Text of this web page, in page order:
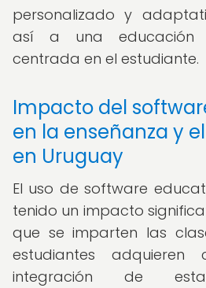
personalizado y
así a una educación
centrada en el estudiante.
Impacto del
en la enseñanza y
en Uruguay
El uso de software
tenido un impacto
que se imparten las
estudiantes adquieren
integración de